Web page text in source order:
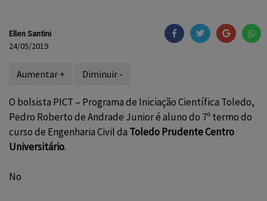
Ellen Santini
24/05/2019
Aumentar + Diminuir -
O bolsista PICT – Programa de Iniciação Científica Toledo,
Pedro Roberto de Andrade Junior é aluno do 7º termo do
curso de Engenharia Civilda Toledo Prudente Centro
Universitário.
No